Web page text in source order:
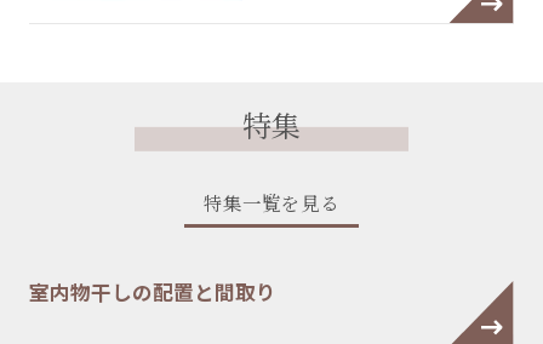
特集
特集一覧を見る
室内物干しの配置と間取り